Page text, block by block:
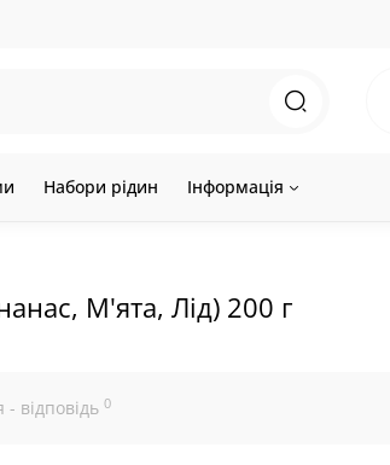
Набори рідин Інформація
М'ята, Лід) 200 г
відповідь 0